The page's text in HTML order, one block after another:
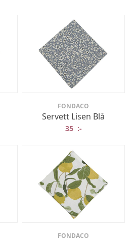
FONDACO
Servett Lisen Blå
35 :-
FONDACO